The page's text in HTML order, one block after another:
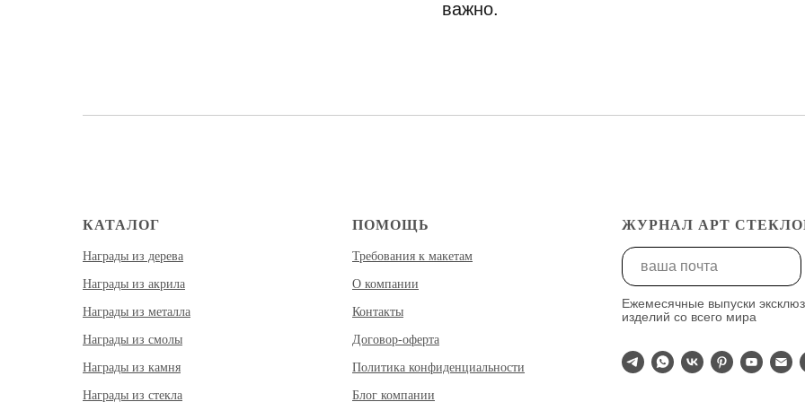
важно.
КАТАЛОГ
Награды из дерева
Награды из акрила
Награды из металла
Награды из смолы
Награды из камня
Награды из стекла
ПОМОЩЬ
Требования к макетам
О компании
Контакты
Договор-оферта
Политика конфиденциальности
Блог компании
ЖУРНАЛ АРТ
Ежемесячные выпуски
изделий со всего мира